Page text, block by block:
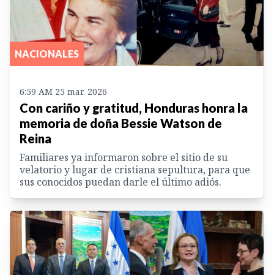
NACIONALES
6:59 AM 25 mar. 2026
Con cariño y gratitud, Honduras honra la
memoria de doña Bessie Watson de
Reina
Familiares ya informaron sobre el sitio de su
velatorio y lugar de cristiana sepultura, para que
sus conocidos puedan darle el último adiós.